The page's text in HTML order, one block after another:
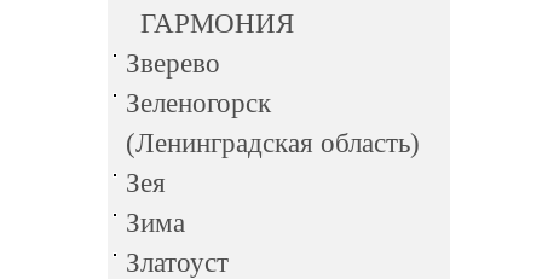
ГАРМОНИЯ
Зверево
Зеленогорск
(Ленинградская область)
Зея
Зима
Златоуст